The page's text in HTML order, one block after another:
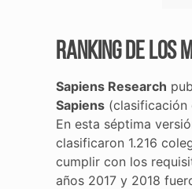
Ranking de los
Sapiens Research
Sapiens(clasificación
En esta séptima
clasificaron 1.216
cumplir con los
años 2017 y 2018